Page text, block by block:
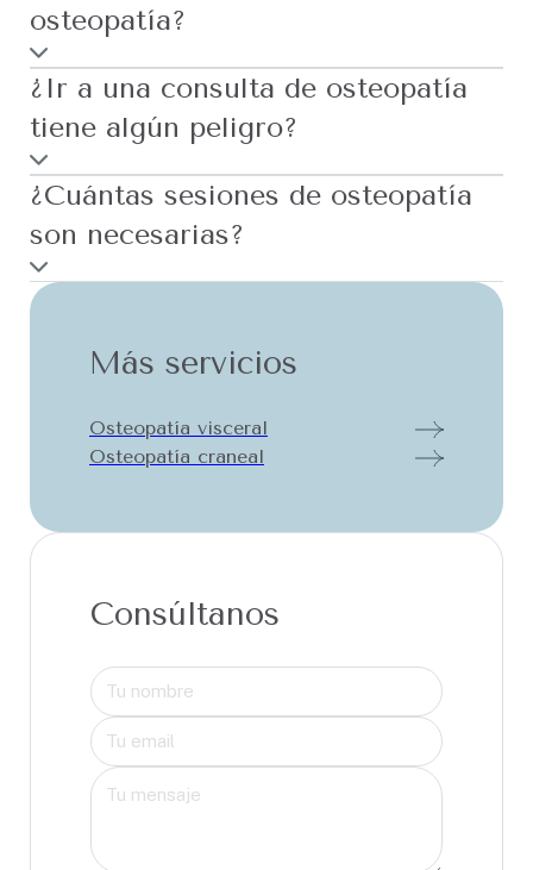
Más servicios
Osteopatía visceral
Osteopatía craneal
Consúltanos
osteopatía?
¿Ir a una consulta de osteopatía
tiene algún peligro?
¿Cuántas sesiones de osteopatía
son necesarias?